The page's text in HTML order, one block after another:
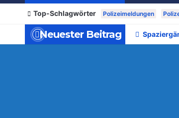
Top-Schlagwörter Polizeimeldungen
Neuester Beitrag